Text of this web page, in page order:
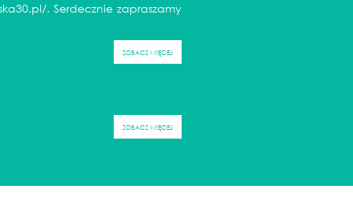
. Serdecznie zapraszamy
ZOBACZ WIĘCEJ
ZOBACZ WIĘCEJ